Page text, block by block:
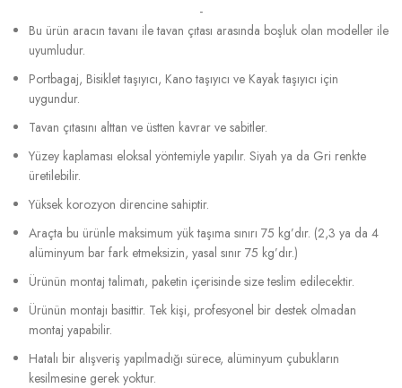
-
Bu ürün aracın tavanı ile tavan çıtası arasında boşluk olan modeller ile
uyumludur.
Portbagaj, Bisiklet taşıyıcı, Kano taşıyıcı ve Kayak taşıyıcı için
uygundur.
Tavan çıtasını alttan ve üstten kavrar ve sabitler.
Yüzey kaplaması eloksal yöntemiyle yapılır. Siyah ya da Gri renkte
üretilebilir.
Yüksek korozyon direncine sahiptir.
Araçta bu ürünle maksimum yük taşıma sınırı 75 kg’dır. (2,3 ya da 4
alüminyum bar fark etmeksizin, yasal sınır 75 kg’dır.)
Ürünün montaj talimatı, paketin içerisinde size teslim edilecektir.
Ürünün montajı basittir. Tek kişi, profesyonel bir destek olmadan
montaj yapabilir.
Hatalı bir alışveriş yapılmadığı sürece, alüminyum çubukların
kesilmesine gerek yoktur.